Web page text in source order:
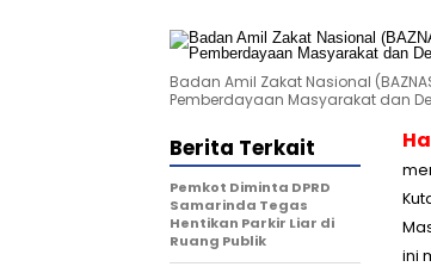
Badan Amil Zakat Nasional
Pemberdayaan Masyarakat dan
ini
Berita Terkait
Pemkot Diminta DPRD
Samarinda Tegas
Hentikan Parkir Liar di
Ruang Publik